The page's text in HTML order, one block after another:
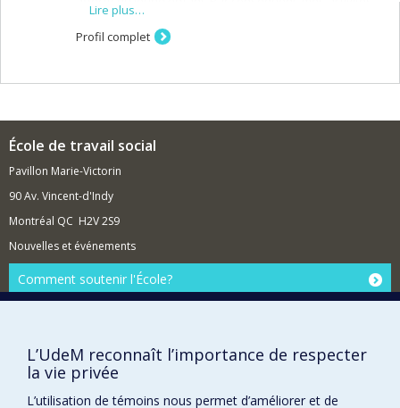
de recherche concernent les enfants en besoin de
protection parce qu’ils sont en danger dans leur sécurité
ou leur développement et les enfants en situation de
Lire plus…
Profil complet
École de travail social
Pavillon Marie-Victorin
90 Av. Vincent-d'Indy
Montréal QC H2V 2S9
Nouvelles et événements
Comment soutenir l'École?
Signaler une erreur
L’UdeM reconnaît l’importance de respecter
la vie privée
L’utilisation de témoins nous permet d’améliorer et de